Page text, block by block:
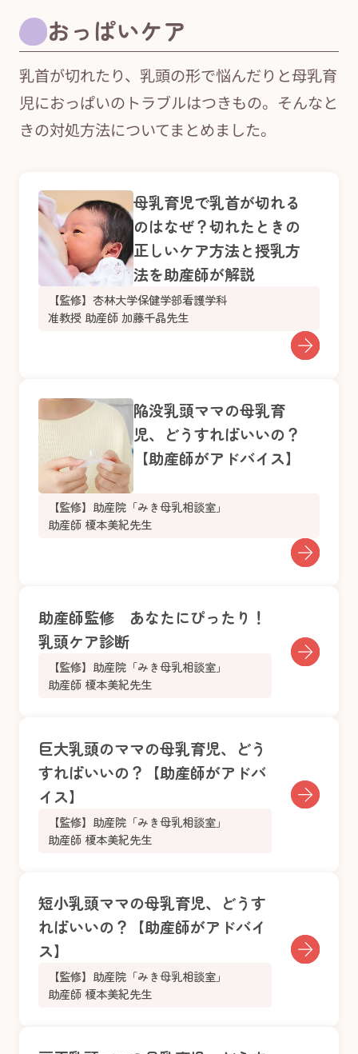
おっぱいケア
乳首が切れたり、乳頭の形で悩んだりと母乳育
児におっぱいのトラブルはつきもの。そんなと
きの対処方法についてまとめました。
母乳育児で乳首が切れる
のはなぜ？切れたときの
正しいケア方法と授乳方
法を助産師が解説
【監修】杏林大学保健学部看護学科
准教授 助産師 加藤千晶先生
陥没乳頭ママの母乳育
児、どうすればいいの？
【助産師がアドバイス】
【監修】助産院「みき母乳相談室」
助産師 榎本美紀先生
助産師監修 あなたにぴったり！
乳頭ケア診断
【監修】助産院「みき母乳相談室」
助産師 榎本美紀先生
巨大乳頭のママの母乳育児、どう
すればいいの？【助産師がアドバ
イス】
【監修】助産院「みき母乳相談室」
助産師 榎本美紀先生
短小乳頭ママの母乳育児、どうす
ればいいの？【助産師がアドバイ
ス】
【監修】助産院「みき母乳相談室」
助産師 榎本美紀先生